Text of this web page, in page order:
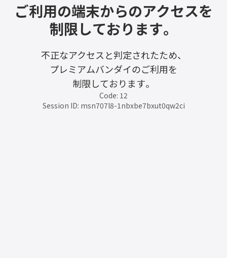
ご利用の端末からのアクセスを
制限しております。
不正なアクセスと判定されたため、
プレミアムバンダイのご利用を
制限しております。
Code: 12
Session ID: msn707l8-1nbxbe7bxut0qw2ci